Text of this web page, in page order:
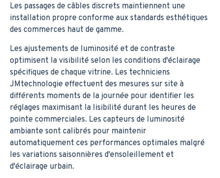
Les passages de câbles discrets maintiennent une
installation propre conforme aux standards esthétiques
des commerces haut de gamme.
Les ajustements de luminosité et de contraste
optimisent la visibilité selon les conditions d'éclairage
spécifiques de chaque vitrine. Les techniciens
JMtechnologie effectuent des mesures sur site à
différents moments de la journée pour identifier les
réglages maximisant la lisibilité durant les heures de
pointe commerciales. Les capteurs de luminosité
ambiante sont calibrés pour maintenir
automatiquement ces performances optimales malgré
les variations saisonnières d'ensoleillement et
d'éclairage urbain.